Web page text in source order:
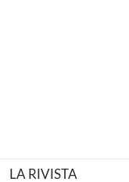
LA RIVISTA